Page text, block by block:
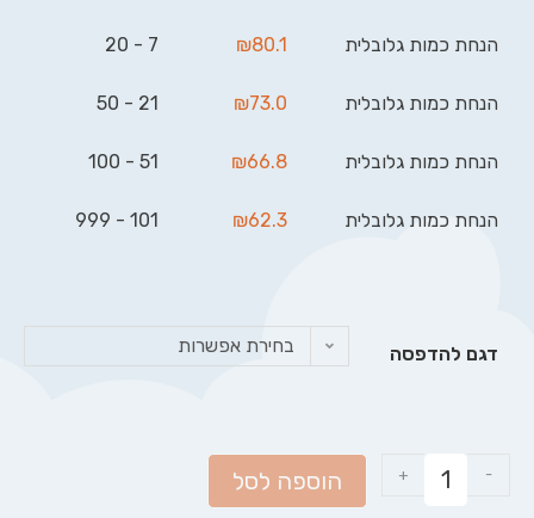
הנחת כמות גלובלית ₪80.1
7 - 20
הנחת כמות גלובלית ₪73.0
21 - 50
הנחת כמות גלובלית ₪66.8
51 - 100
הנחת כמות גלובלית ₪62.3
101 - 999
דגם להדפסה בחירת אפשרות
-
+ הוספה לסל